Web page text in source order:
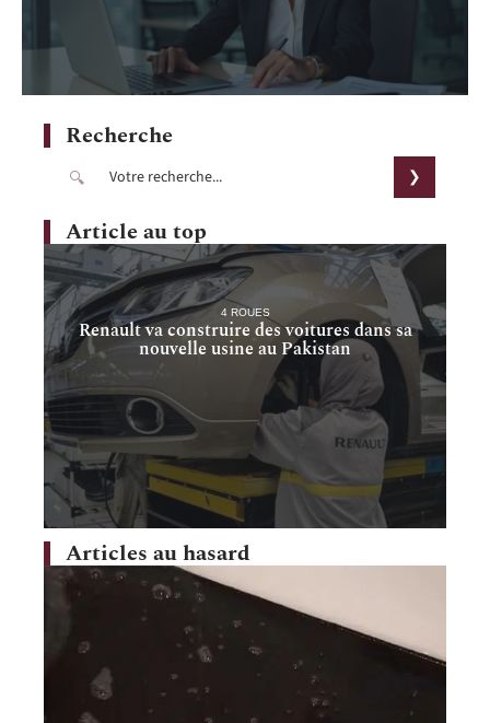
Recherche
Article au top
4 ROUES
Renault va construire des voitures dans sa
nouvelle usine au Pakistan
Articles au hasard